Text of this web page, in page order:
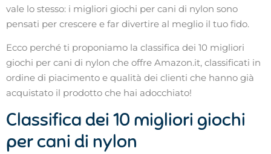
vale lo stesso: i migliori giochi per cani di nylon sono
pensati per crescere e far divertire al meglio il tuo fido.
Ecco perché ti proponiamo la classifica dei 10 migliori
giochi per cani di nylon che offre Amazon.it, classificati in
ordine di piacimento e qualità dei clienti che hanno già
acquistato il prodotto che hai adocchiato!
Classifica dei 10 migliori giochi
per cani di nylon